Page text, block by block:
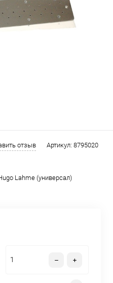
отзыв Артикул: 8795020
Lahme (универсал)